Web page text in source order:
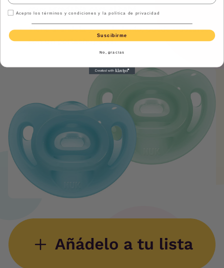
Tiene arandela y, por lo tanto, puede utilizarse
con un portachupetes.
Acepto los términos y condiciones y la política de privacidad
Suscibirme
No, gracias